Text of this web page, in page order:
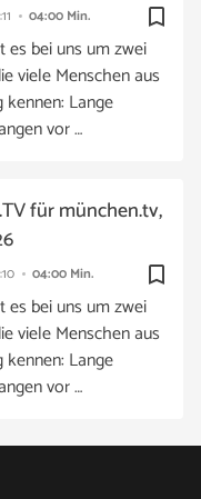
bookmark_border
04:00 Min.
es bei uns um zwei
viele Menschen aus
Lange
vor …
bookmark_border
04:00 Min.
für münchen.tv,
es bei uns um zwei
viele Menschen aus
Lange
vor …